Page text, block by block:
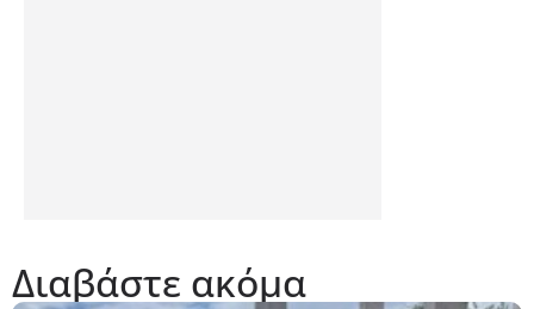
Διαβάστε ακόμα